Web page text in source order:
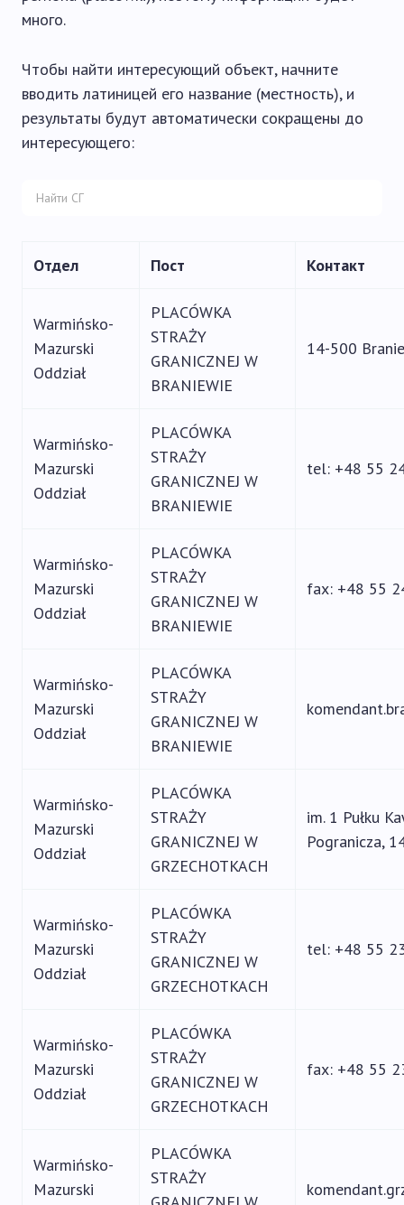
много.
Чтобы найти интересующий объект, начните
вводить латиницей его название (местность), и
результаты будут автоматически сокращены до
интересующего:
Отдел Пост Контакт
Warmińsko-
Mazurski
Oddział
PLACÓWKA
STRAŻY
GRANICZNEJ W
BRANIEWIE
14-500
Warmińsko-
Mazurski
Oddział
PLACÓWKA
STRAŻY
GRANICZNEJ W
BRANIEWIE
tel: +48 55
Warmińsko-
Mazurski
Oddział
PLACÓWKA
STRAŻY
GRANICZNEJ W
BRANIEWIE
fax: +48 55
Warmińsko-
Mazurski
Oddział
PLACÓWKA
STRAŻY
GRANICZNEJ W
BRANIEWIE
Warmińsko-
Mazurski
Oddział
PLACÓWKA
STRAŻY
GRANICZNEJ W
GRZECHOTKACH
im. 1 Pułku
Pogranicza,
Warmińsko-
Mazurski
Oddział
PLACÓWKA
STRAŻY
GRANICZNEJ W
GRZECHOTKACH
tel: +48 55
Warmińsko-
Mazurski
Oddział
PLACÓWKA
STRAŻY
GRANICZNEJ W
GRZECHOTKACH
fax: +48 55
Warmińsko-
Mazurski
PLACÓWKA
STRAŻY